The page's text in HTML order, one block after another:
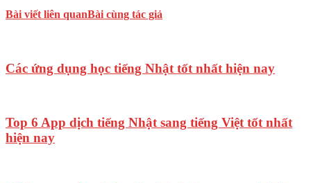
Bài viết liên quanBài cùng tác giả
Các ứng dụng học tiếng Nhật tốt nhất hiện nay
Top 6 App dịch tiếng Nhật sang tiếng Việt tốt nhất
hiện nay